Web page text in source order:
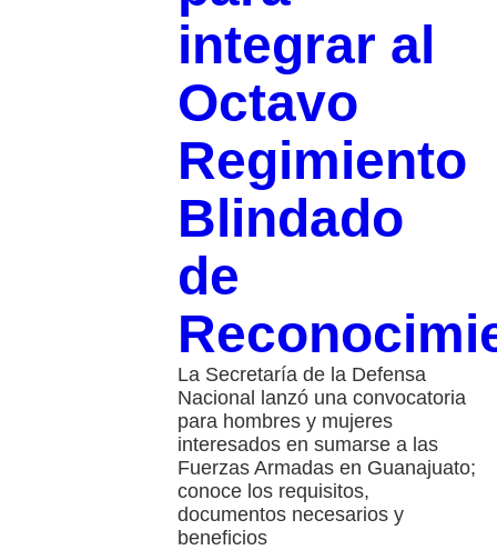
integrar al
Octavo
Regimiento
Blindado
de
La Secretaría de la Defensa
Nacional lanzó una convocatoria
para hombres y mujeres
interesados en sumarse a las
Fuerzas Armadas en Guanajuato;
conoce los requisitos,
documentos necesarios y
beneficios